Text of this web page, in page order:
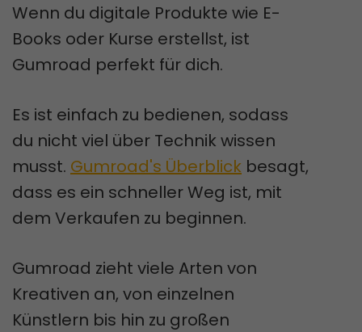
Wenn du digitale Produkte wie E-
Books oder Kurse erstellst, ist
Gumroad perfekt für dich.
Es ist einfach zu bedienen, sodass
du nicht viel über Technik wissen
musst. Gumroad's Überblick besagt,
dass es ein schneller Weg ist, mit
dem Verkaufen zu beginnen.
Gumroad zieht viele Arten von
Kreativen an, von einzelnen
Künstlern bis hin zu großen